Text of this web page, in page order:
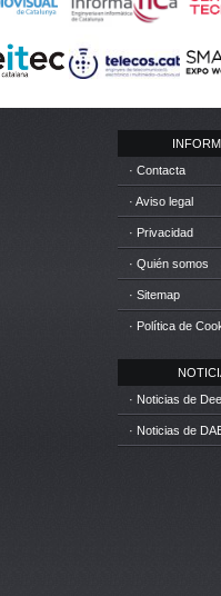
· Contacta
· Aviso legal
· Privacidad
· Quién somos
· Sitemap
· Política de
· Noticias de
· Noticias de